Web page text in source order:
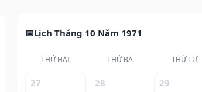
Lịch Tháng 10 Năm 1971
THỨ HAI THỨ BA THỨ TƯ
27 28 29